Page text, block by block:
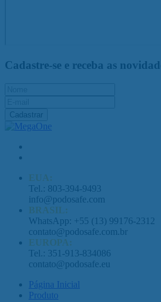
Cadastre-se e receba as
Cadastrar
EUA:
Tel.: 803-394-9493
info@podosafe.com
BRASIL:
WhatsApp: +55 (13) 99176-2312
contato@podosafe.com.br
EUROPA:
Tel.: 351-913-834086
contato@podosafe.eu
Página Inicial
Produto